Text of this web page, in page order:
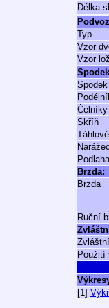
Délka
Typ
Vzor
Vzor
Spodek
Čelníky
Skříň
Podlaha
Brzda:
Brzda
Ruční
Použití
[1]